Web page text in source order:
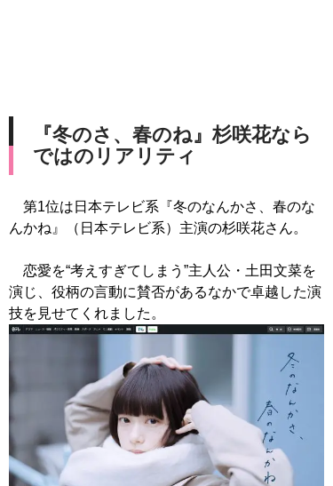
『冬のさ、春のね』杉咲花なら
ではのリアリティ
第1位は日本テレビ系『冬のなんかさ、春のな
んかね』（日本テレビ系）主演の杉咲花さん。
恋愛を“考えすぎてしまう”主人公・土田文菜を
演じ、役柄の言動に賛否があるなかで卓越した演